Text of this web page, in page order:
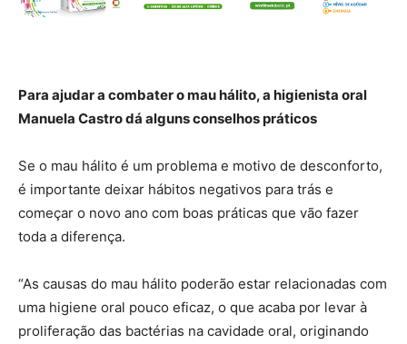
Para ajudar a combater o mau hálito, a higienista oral
Manuela Castro dá alguns conselhos práticos
Se o mau hálito é um problema e motivo de desconforto,
é importante deixar hábitos negativos para trás e
começar o novo ano com boas práticas que vão fazer
toda a diferença.
“As causas do mau hálito poderão estar relacionadas com
uma higiene oral pouco eficaz, o que acaba por levar à
proliferação das bactérias na cavidade oral, originando